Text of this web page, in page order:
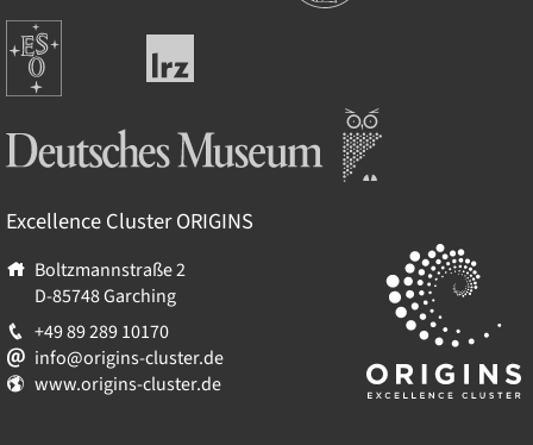
München
Europäische
Südsternwarte
Leibniz-
Rechenzentrum
Excellence ClusterORIGINS
Boltzmannstraße 2
D-85748Garching
+49 89 289 10170
info@origins-cluster.de
www.origins-cluster.de